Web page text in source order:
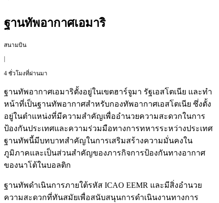
ฐานทัพอากาศเอมาริ
สนามบิน
|
4 ชั่วโมงที่ผ่านมา
ฐานทัพอากาศเอมาริตั้งอยู่ในเขตฮาร์จูมา รัฐเอสโตเนีย และทำ
หน้าที่เป็นฐานทัพอากาศสำหรับกองทัพอากาศเอสโตเนีย ซึ่งตั้ง
อยู่ในตำแหน่งที่มีความสำคัญเพื่ออำนวยความสะดวกในการ
ป้องกันประเทศและความร่วมมือทางการทหารระหว่างประเทศ
ฐานทัพนี้มีบทบาทสำคัญในการเสริมสร้างความมั่นคงใน
ภูมิภาคและเป็นส่วนสำคัญของภารกิจการป้องกันทางอากาศ
ของนาโต้ในบอลติก
ฐานทัพดำเนินการภายใต้รหัส ICAO EEMR และมีสิ่งอำนวย
ความสะดวกที่ทันสมัยเพื่อสนับสนุนการดำเนินงานทางการ